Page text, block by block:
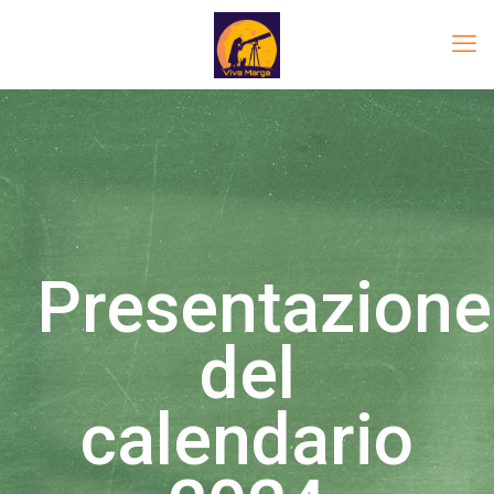
Presentazione
del
calendario